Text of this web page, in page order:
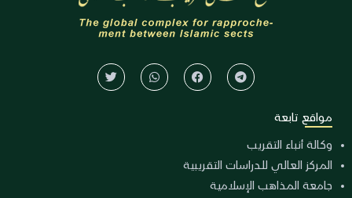
مواقع تابعة
وكالة أنباء التقريب
المركز العالي للدراسات التقريبية
جامعة المذاهب الإسلامية